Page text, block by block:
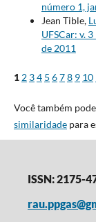
número 1,
Jean Tible,
UFSCar: v.
de 2011
12 34 5 678 9 10
Você também pode
similaridadepara
ISSN: 2175-